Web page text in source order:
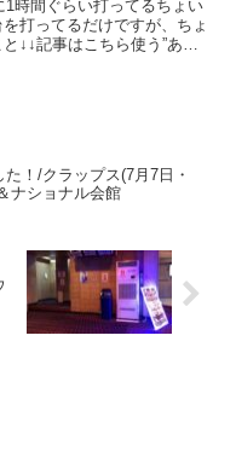
時間ぐらい打ってるちょい
打ってるだけですが、ちょ
↓↓記事はこちら使う”あ
！/クラップス(7月7日・
ナショナル会館